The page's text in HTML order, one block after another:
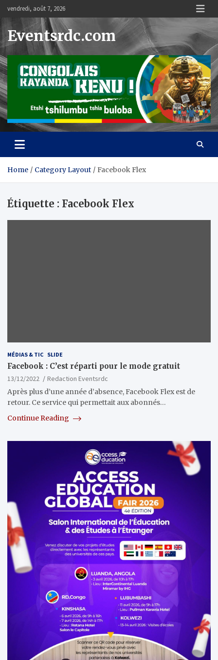
content
vendredi, août 7, 2026
Eventsrdc.com
Home Category Layout Facebook Flex
Étiquette : Facebook Flex
MÉDIAS & TIC SLIDE
Facebook : C’est réparti pour le mode gratuit
13/12/2022
Redaction Eventsrdc
Après plus d’une année d’absence, Facebook Flex est de
retour. Ce service qui permettait aux abonnés…
Continue Reading